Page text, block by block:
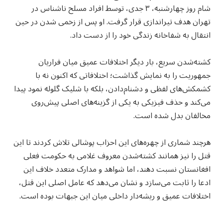
شام روز چهارشنبه، ۳ جدی، توسط افراد مسلح ناشناس در
تهران هدف تیراندازی قرار گرفت. او پس از زخمی شدن در حین
انتقال به شفاخانه زندگی خود را از دست داد.
کشته‌شدن سریع، بار دیگر اختلافات عمیق میان فراریان
جمهوریت را به نمایش گذاشت؛ اختلافاتی که اکنون نه با
کشمکش‌های لفظی و دشنام‌دادن، بلکه با شلیک گلوله نمود پیدا
می‌کند و حذف فیزیکی به یکی از گزینه‌های اصلی پیش‌روی
مخالفان بدل شده است.
هرچند شماری از چهره‌های این احزاب پوشالی تلاش کردند تا این
قتل را نیز همانند کشته‌شدن معروف غلامی به حکومت فعلی
افغانستان نسبت دهند، اما شواهد و مدارک متعدد خلاف این
ادعا را ثابت می‌سازد و نشان می‌دهد که عامل اصلی این قتل،
اختلافات عمیق و ریشه‌دار داخلی میان این جبهات بوده است.